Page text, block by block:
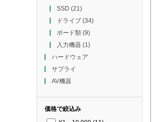
SSD (21)
ドライブ(34)
ボード類(9)
入力機器(1)
ハードウェア
サプライ
AV機器
価格で絞込み